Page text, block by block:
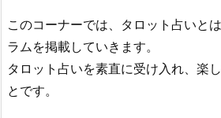
このコーナーでは、タロット占いと
ラムを掲載していきます。
タロット占いを素直に受け入れ、楽
とです。